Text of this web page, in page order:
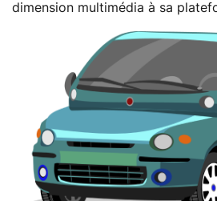
dimension multimédia à sa